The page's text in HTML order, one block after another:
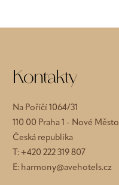
Kontakty
Na Poříčí 1064/31
110 00 Praha 1 - Nové Město
Česká republika
T: +420 222 319 807
E: harmony@avehotels.cz